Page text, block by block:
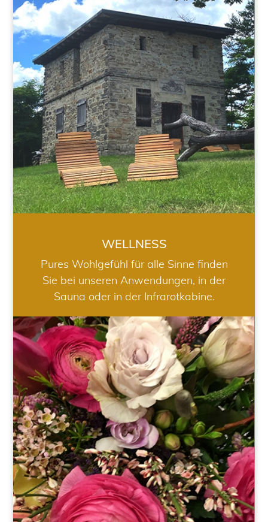
WELLNESS
WELLNESS
Pures Wohlgefühl für alle Sinne finden
Sie bei unseren Anwendungen, in der
Sauna oder in der Infrarotkabine.
HOCHZEIT